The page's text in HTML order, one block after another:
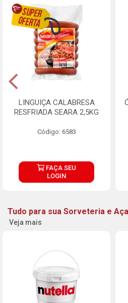
LINGUIÇA CALABRESA
RESFRIADA SEARA 2,5KG
Código: 6583
FAÇA SEU
LOGIN
Tudo para sua Sorveteria e
Veja mais